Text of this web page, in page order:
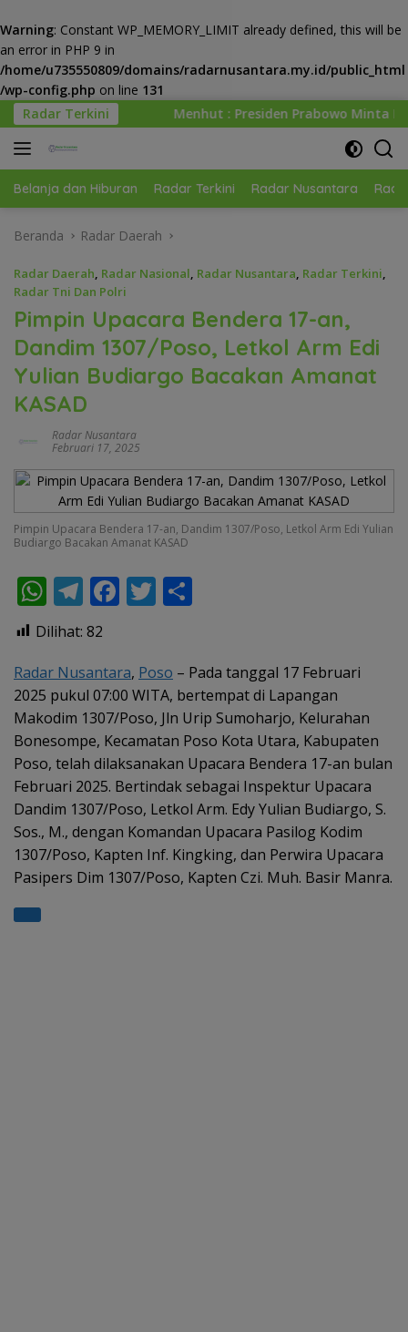
Warning: Constant WP_MEMORY_LIMIT already defined, this will be
an error in PHP 9 in
/home/u735550809/domains/radarnusantara.my.id/public_html
/wp-config.php on line 131
Langsung
ke
konten
Radar Terkini
Menhut : Presiden Prabowo Minta Kemenhut Bangun Tata
Belanja dan Hiburan Radar Terkini Radar Nusantara
Beranda Radar Daerah
Radar Daerah, Radar Nasional, Radar Nusantara, Radar Terkini,
Radar Tni Dan Polri
Pimpin Upacara Bendera 17-an,
Dandim 1307/Poso, Letkol Arm Edi
Yulian Budiargo Bacakan Amanat
KASAD
Radar Nusantara
Februari 17, 2025
Pimpin Upacara Bendera 17-an, Dandim 1307/Poso, Letkol Arm Edi Yulian
Budiargo Bacakan Amanat KASAD
W
h
at
s
A
p
p
T
el
e
gr
a
m
F
b
o
o
k
T
er e
Dilihat: 82
Radar Nusantara, Poso – Pada tanggal 17 Februari
2025 pukul 07:00 WITA, bertempat di Lapangan
Makodim 1307/Poso, Jln Urip Sumoharjo, Kelurahan
Bonesompe, Kecamatan Poso Kota Utara, Kabupaten
Poso, telah dilaksanakan Upacara Bendera 17-an bulan
Februari 2025. Bertindak sebagai Inspektur Upacara
Dandim 1307/Poso, Letkol Arm. Edy Yulian Budiargo, S.
Sos., M., dengan Komandan Upacara Pasilog Kodim
1307/Poso, Kapten Inf. Kingking, dan Perwira Upacara
Pasipers Dim 1307/Poso, Kapten Czi. Muh. Basir Manra.